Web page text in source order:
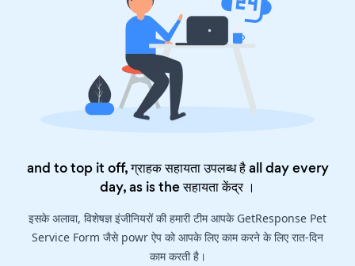
and to top it off, ग्राहक सहायता उपलब्ध है all day every
day, as is theसहायता केंद्र।
इसके अलावा, विशेषज्ञ इंजीनियरों की हमारी टीम आपके GetResponse Pet
Service Form जैसे powr ऐप को आपके लिए काम करने के लिए रात-दिन
काम करती है।